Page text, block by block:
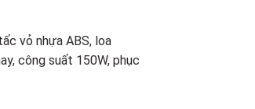
vỏ nhựa ABS, loa
công suất 150W, phục